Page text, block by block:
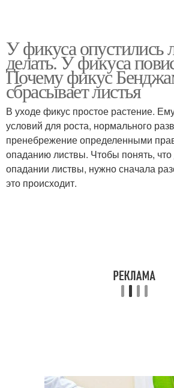
У фикуса опустились
делать. У фикуса
Почему фикус
сбрасывает листья
В уходе фикус простое растение.
условий для роста, нормального
пренебрежение определенными
опаданию листвы. Чтобы понять, что
опадании листвы, нужно сначала
это происходит.